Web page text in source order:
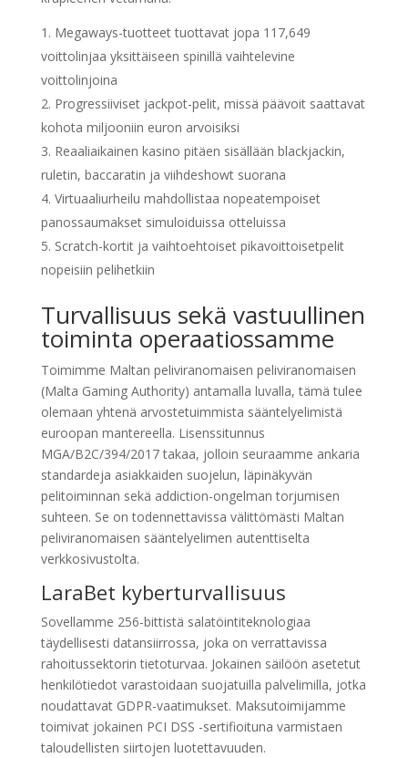
Megaways-tuotteet tuottavat jopa 117,649
voittolinjaa yksittäiseen spinillä vaihtelevine
voittolinjoina
Progressiiviset jackpot-pelit, missä päävoit saattavat
kohota miljooniin euron arvoisiksi
Reaaliaikainen kasino pitäen sisällään blackjackin,
rulеtin, baccaratin ja viihdeshowt suorana
Virtuaaliurheilu mahdollistaa nopeatempoiset
panossaumakset simuloiduissa otteluissa
Scratch-kortit ja vaihtoehtoiset pikavoittoisetpelit
nopeisiin pelihetkiin
Turvallisuus sekä vastuullinen
toiminta operaatiossamme
Toimimme Maltan peliviranomaisen peliviranomaisen
(Malta Gaming Authority) antamalla luvalla, tämä tulee
olemaan yhtenä arvostetuimmista sääntelyelimistä
euroopan mantereella. Lisenssitunnus
MGA/B2C/394/2017 takaa, jolloin seuraamme ankaria
standardeja asiakkaiden suojelun, läpinäkyvän
pelitoiminnan sekä addiction-ongelman torjumisen
suhteen. Se on todennettavissa välittömästi Maltan
peliviranomaisen sääntelyelimen autenttiselta
verkkosivustolta.
LaraBet kyberturvallisuus
Sovellаmme 256-bittistä salatöintiteknologiaa
täydellisesti datansiirrossa, joka on verrattavissa
rahoitussektorin tietoturvaa. Jokainen säilöön asetetut
henkilötiedot varastoidaan suojatuilla palvelimilla, jotka
noudattavat GDPR-vaatimukset. Maksutoimijamme
toimivat jokainen PCI DSS -sertifioituna varmistaen
taloudellisten siirtojen luotettavuuden.